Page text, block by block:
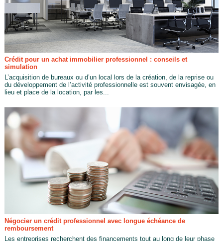
Crédit pour un achat immobilier professionnel : conseils et
simulation
L’acquisition de bureaux ou d’un local lors de la création, de la reprise ou
du développement de l’activité professionnelle est souvent envisagée, en
lieu et place de la location, par les...
Négocier un crédit professionnel avec longue échéance de
remboursement
Les entreprises recherchent des financements tout au long de leur phase